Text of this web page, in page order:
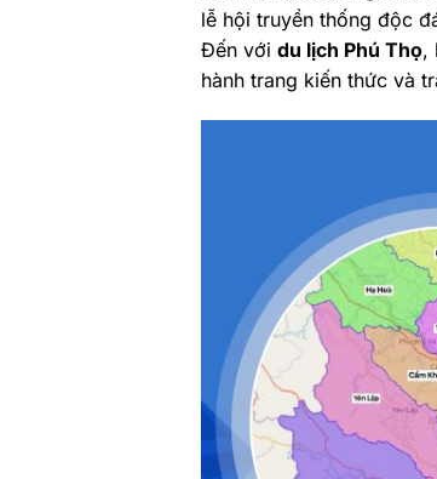
lễ hội truyền thống độc
Đến vớidu lịch Phú Thọ,
hành trang kiến thức và